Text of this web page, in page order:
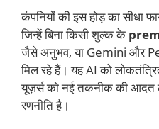
कंपनियों की इस होड़ का सीधा
जिन्हें बिना किसी शुल्क के
जैसे अनुभव, या Gemini और
मिल रहे हैं। यह AI को
यूज़र्स को नई तकनीक की आदत
रणनीति है।